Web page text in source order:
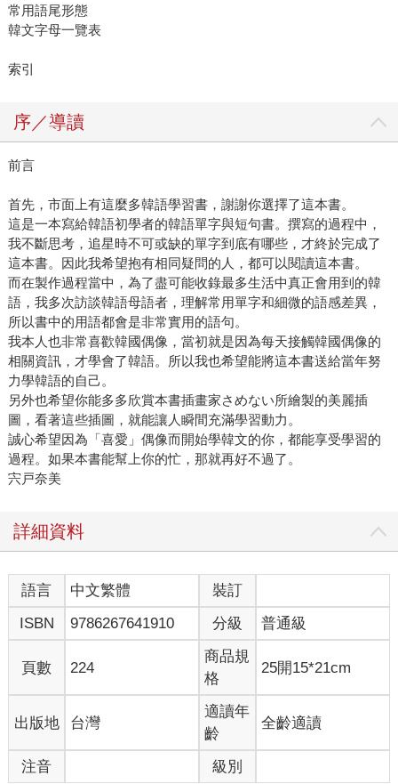
常用語尾形態
韓文字母一覽表
索引
序／導讀
前言
首先，市面上有這麼多韓語學習書，謝謝你選擇了這本書。
這是一本寫給韓語初學者的韓語單字與短句書。撰寫的過程中，
我不斷思考，追星時不可或缺的單字到底有哪些，才終於完成了
這本書。因此我希望抱有相同疑問的人，都可以閱讀這本書。
而在製作過程當中，為了盡可能收錄最多生活中真正會用到的韓
語，我多次訪談韓語母語者，理解常用單字和細微的語感差異，
所以書中的用語都會是非常實用的語句。
我本人也非常喜歡韓國偶像，當初就是因為每天接觸韓國偶像的
相關資訊，才學會了韓語。所以我也希望能將這本書送給當年努
力學韓語的自己。
另外也希望你能多多欣賞本書插畫家さめない所繪製的美麗插
圖，看著這些插圖，就能讓人瞬間充滿學習動力。
誠心希望因為「喜愛」偶像而開始學韓文的你，都能享受學習的
過程。如果本書能幫上你的忙，那就再好不過了。
宍戸奈美
詳細資料
語言 中文繁體
裝訂
ISBN
9786267641910 分級 普通級
頁數 224
商品規
格
25開15*21cm
出版地 台灣
適讀年
齡
全齡適讀
注音 級別